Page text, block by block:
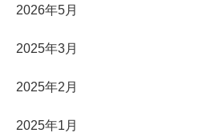
2026年5月
2025年3月
2025年2月
2025年1月